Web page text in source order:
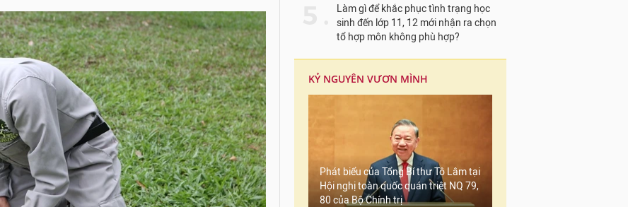
Làm gì để khắc phục tình trạng học
sinh đến lớp 11, 12 mới nhận ra chọn
tổ hợp môn không phù hợp?
KỶ NGUYÊN VƯƠN MÌNH
Phát biểu của Tổng Bí thư Tô Lâm tại
Hội nghị toàn quốc quán triệt NQ 79,
80 của Bộ Chính trị